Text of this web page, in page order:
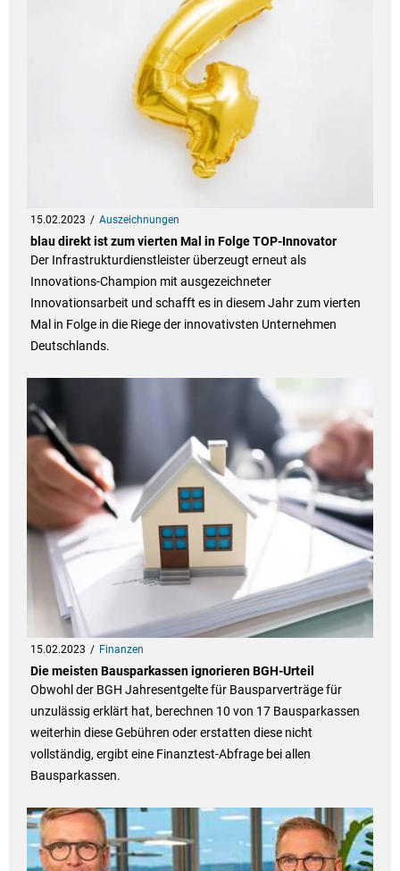
15.02.2023 Auszeichnungen
blau direkt ist zum vierten Mal in Folge TOP-Innovator
Der Infrastrukturdienstleister überzeugt erneut als
Innovations-Champion mit ausgezeichneter
Innovationsarbeit und schafft es in diesem Jahr zum vierten
Mal in Folge in die Riege der innovativsten Unternehmen
Deutschlands.
15.02.2023 Finanzen
Die meisten Bausparkassen ignorieren BGH-Urteil
Obwohl der BGH Jahresentgelte für Bausparverträge für
unzulässig erklärt hat, berechnen 10 von 17 Bausparkassen
weiterhin diese Gebühren oder erstatten diese nicht
vollständig, ergibt eine Finanztest-Abfrage bei allen
Bausparkassen.